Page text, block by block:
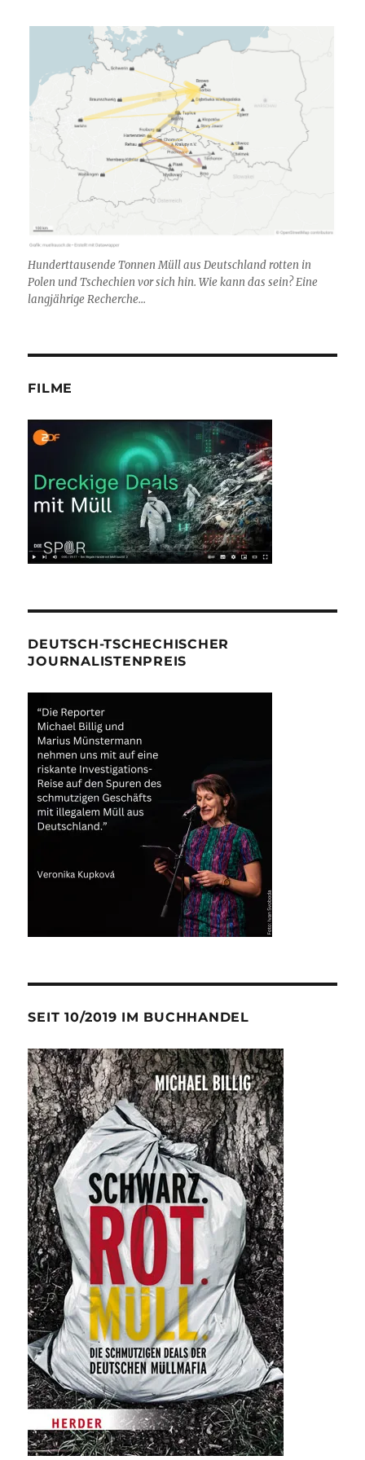
Hunderttausende Tonnen Müll aus Deutschland rotten in
Polen und Tschechien vor sich hin. Wie kann das sein? Eine
langjährige Recherche...
FILME
DEUTSCH-TSCHECHISCHER
JOURNALISTENPREIS
SEIT 10/2019 IM BUCHHANDEL